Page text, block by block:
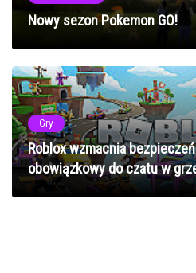
Nowy sezon Pokemon GO!
Gry
Roblox wzmacnia
obowiązkowy do czatu w